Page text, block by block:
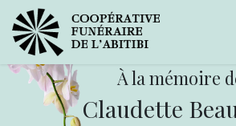
À la mémoire
Claudette